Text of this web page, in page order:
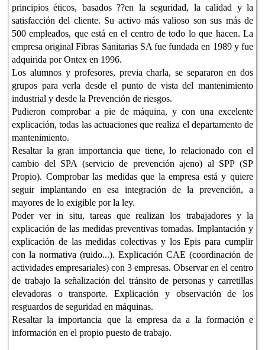
principios éticos, basados ??en la seguridad, la calidad y la
satisfacción del cliente. Su activo más valioso son sus más de
500 empleados, que está en el centro de todo lo que hacen. La
empresa original Fibras Sanitarias SA fue fundada en 1989 y fue
adquirida por Ontex en 1996.
Los alumnos y profesores, previa charla, se separaron en dos
grupos para verla desde el punto de vista del mantenimiento
industrial y desde la Prevención de riesgos.
Pudieron comprobar a pie de máquina, y con una excelente
explicación, todas las actuaciones que realiza el departamento de
mantenimiento.
Resaltar la gran importancia que tiene, lo relacionado con el
cambio del SPA (servicio de prevención ajeno) al SPP (SP
Propio). Comprobar las medidas que la empresa está y quiere
seguir implantando en esa integración de la prevención, a
mayores de lo exigible por la ley.
Poder ver in situ, tareas que realizan los trabajadores y la
explicación de las medidas preventivas tomadas. Implantación y
explicación de las medidas colectivas y los Epis para cumplir
con la normativa (ruido...). Explicación CAE (coordinación de
actividades empresariales) con 3 empresas. Observar en el centro
de trabajo la señalización del tránsito de personas y carretillas
elevadoras o transporte. Explicación y observación de los
resguardos de seguridad en máquinas.
Resaltar la importancia que la empresa da a la formación e
información en el propio puesto de trabajo.